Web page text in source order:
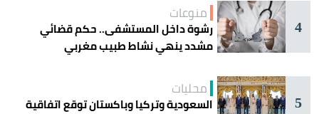
4
منوعات
رشوة داخل المستشفى.. حكم قضائي
مشدد ينهي نشاط طبيب مغربي
5
محليات
السعودية وتركيا وباكستان توقع اتفاقية